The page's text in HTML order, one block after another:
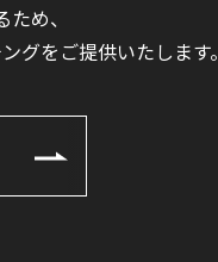
め、
グをご提供いたします。